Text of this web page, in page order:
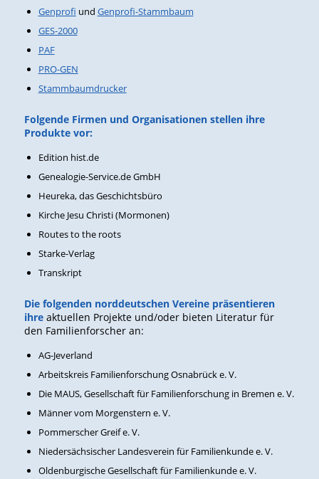
Genprofi und Genprofi-Stammbaum
GES-2000
PAF
PRO-GEN
Stammbaumdrucker
Folgende Firmen und Organisationen stellen ihre
Produkte vor:
Edition hist.de
Genealogie-Service.de GmbH
Heureka, das Geschichtsbüro
Kirche Jesu Christi (Mormonen)
Routes to the roots
Starke-Verlag
Transkript
Die folgenden norddeutschen Vereine präsentieren
ihreaktuellen Projekte und/oder bieten Literatur für
den Familienforscher an:
AG-Jeverland
Arbeitskreis Familienforschung Osnabrück e. V.
Die MAUS, Gesellschaft für Familienforschung in Bremen e. V.
Männer vom Morgenstern e. V.
Pommerscher Greif e. V.
Niedersächsischer Landesverein für Familienkunde e. V.
Oldenburgische Gesellschaft für Familienkunde e. V.